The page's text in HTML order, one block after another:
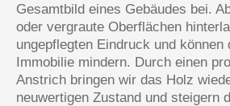
Gesamtbild eines Gebäudes bei.
oder vergraute Oberflächen
ungepflegten Eindruck und können
Immobilie mindern. Durch einen
Anstrich bringen wir das Holz
neuwertigen Zustand und steigern